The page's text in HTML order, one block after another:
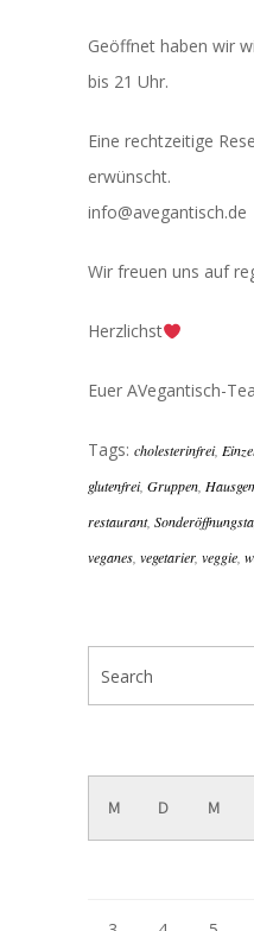
Geöffnet haben wir
bis 21 Uhr.
Eine rechtzeitige
erwünscht.
info@avegantisch.de
Wir freuen uns auf
Herzlichst
Euer AVegantisch-
Tags: cholesterinfrei,
glutenfrei, Gruppen,
restaurant,
veganes, vegetarier, veggie,
M D M